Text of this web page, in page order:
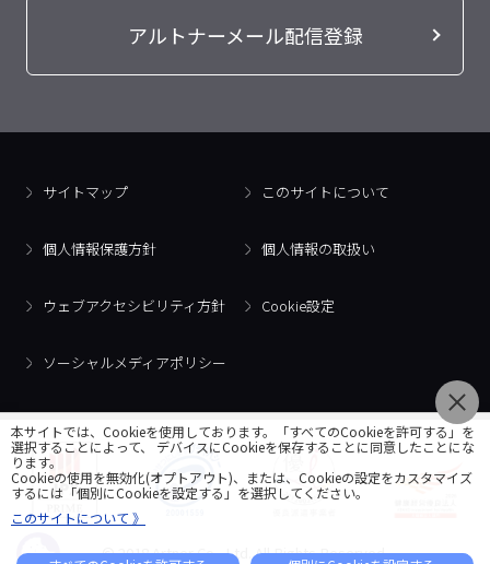
アルトナーメール配信登録
サイトマップ このサイトについて
個人情報保護方針 個人情報の取扱い
ウェブアクセシビリティ方針 Cookie設定
ソーシャルメディアポリシー
© 2018 Artner Co., Ltd. All Rights Reserved.
本サイトでは、Cookieを使用しております。「すべてのCookieを許可する」を
選択することによって、 デバイスにCookieを保存することに同意したことにな
ります。
Cookieの使用を無効化(オプトアウト)、または、Cookieの設定をカスタマイズ
するには「個別にCookieを設定する」を選択してください。
このサイトについて 》